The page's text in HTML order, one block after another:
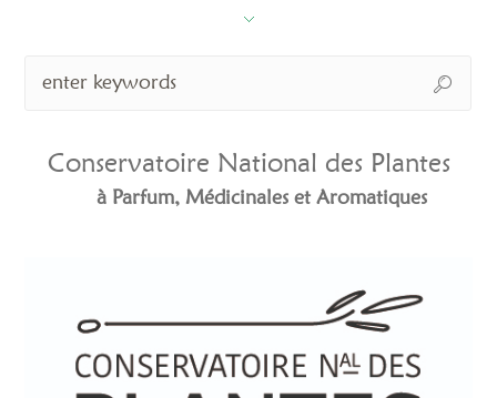
Conservatoire National des Plantes
à Parfum, Médicinales et Aromatiques